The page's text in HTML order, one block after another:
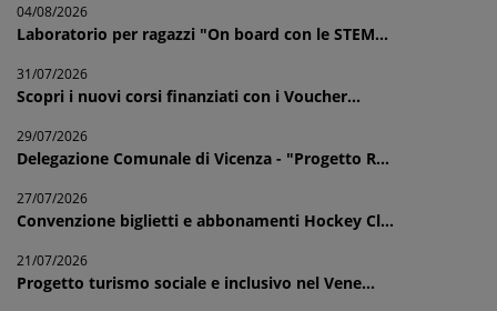
04/08/2026
Laboratorio per ragazzi "On board con le STEM...
31/07/2026
Scopri i nuovi corsi finanziati con i Voucher...
29/07/2026
Delegazione Comunale di Vicenza - "Progetto R...
27/07/2026
Convenzione biglietti e abbonamenti Hockey Cl...
21/07/2026
Progetto turismo sociale e inclusivo nel Vene...